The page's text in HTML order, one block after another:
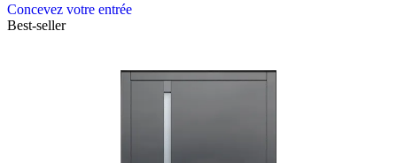
Concevez votre entrée
Best-seller